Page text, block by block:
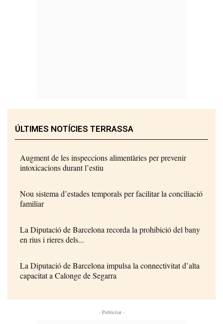
ÚLTIMES NOTÍCIES TERRASSA
Augment de les inspeccions alimentàries per prevenir
intoxicacions durant l’estiu
Nou sistema d’estades temporals per facilitar la conciliació
familiar
La Diputació de Barcelona recorda la prohibició del bany
en rius i rieres dels...
La Diputació de Barcelona impulsa la connectivitat d’alta
capacitat a Calonge de Segarra
- Publicitat -